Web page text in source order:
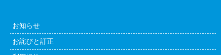
お知らせ
お詫びと訂正